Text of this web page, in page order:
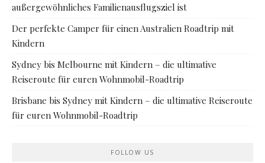
außergewöhnliches Familienausflugsziel ist
Der perfekte Camper für einen Australien Roadtrip mit
Kindern
Sydney bis Melbourne mit Kindern – die ultimative
Reiseroute für euren Wohnmobil-Roadtrip
Brisbane bis Sydney mit Kindern – die ultimative Reiseroute
für euren Wohnmobil-Roadtrip
FOLLOW US